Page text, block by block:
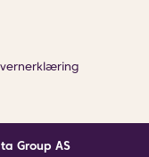
Group AS